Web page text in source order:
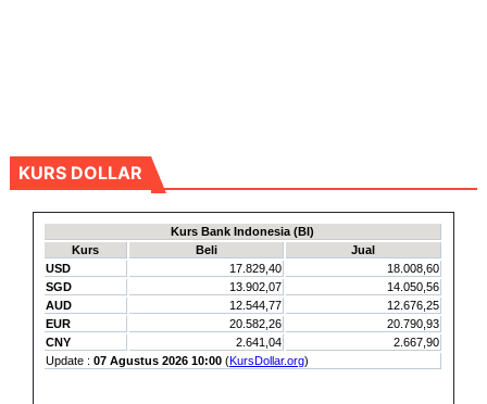
KURS DOLLAR